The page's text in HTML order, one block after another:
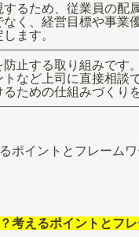
るため、従業員の配
なく、経営目標や事業
ます。
止する取り組みです
トなど上司に直接相談
ための仕組みづくり
ポイントとフレーム
考えるポイントとフ